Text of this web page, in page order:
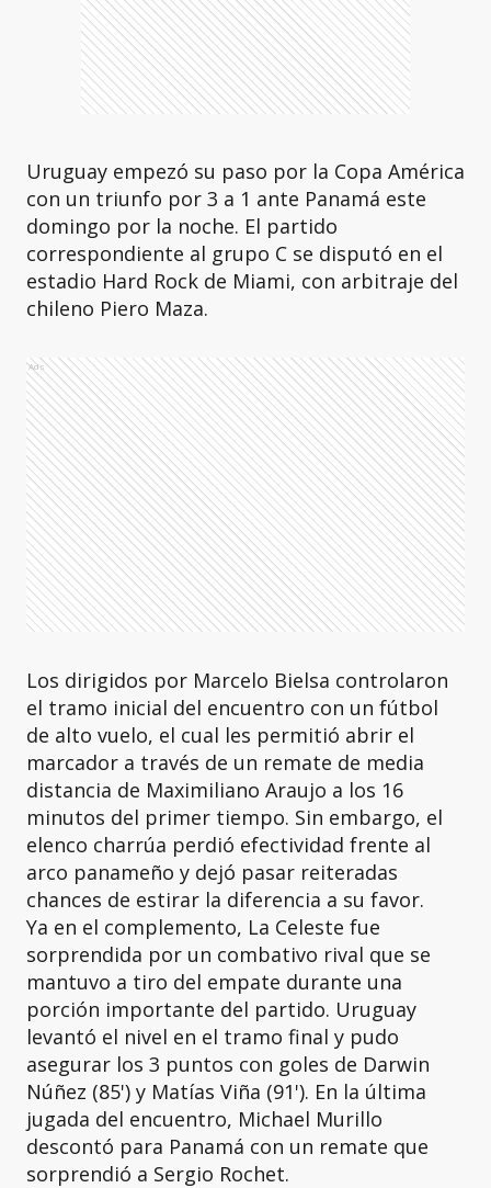
Uruguay empezó su paso por la Copa América
con un triunfo por 3 a 1 ante Panamá este
domingo por la noche. El partido
correspondiente al grupo C se disputó en el
estadio Hard Rock de Miami, con arbitraje del
chileno Piero Maza.
Ads
Los dirigidos por Marcelo Bielsa controlaron
el tramo inicial del encuentro con un fútbol
de alto vuelo, el cual les permitió abrir el
marcador a través de un remate de media
distancia de Maximiliano Araujo a los 16
minutos del primer tiempo. Sin embargo, el
elenco charrúa perdió efectividad frente al
arco panameño y dejó pasar reiteradas
chances de estirar la diferencia a su favor.
Ya en el complemento, La Celeste fue
sorprendida por un combativo rival que se
mantuvo a tiro del empate durante una
porción importante del partido. Uruguay
levantó el nivel en el tramo final y pudo
asegurar los 3 puntos con goles de Darwin
Núñez (85') y Matías Viña (91'). En la última
jugada del encuentro, Michael Murillo
descontó para Panamá con un remate que
sorprendió a Sergio Rochet.